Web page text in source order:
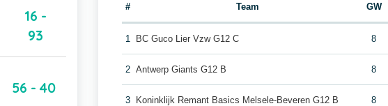
16 -
93
56 - 40
# Team GW
1 BC Guco Lier Vzw G12 C 8
2 Antwerp Giants G12 B 8
3 Koninklijk Remant Basics Melsele-Beveren G12 B 8